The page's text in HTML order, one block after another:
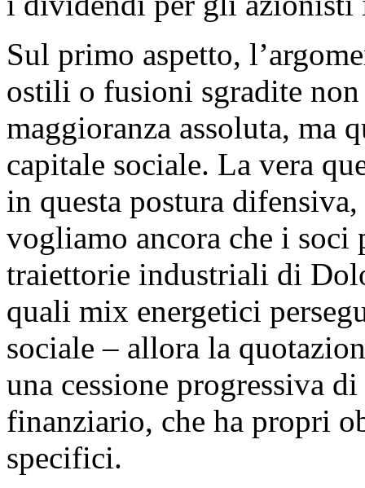
Sul primo aspetto,
ostili o fusioni sgradite non
maggioranza assoluta, ma
capitale sociale. La vera
in questa postura
vogliamo ancora che i
traiettorie industriali di
quali mix energetici
sociale – allora la
una cessione progressiva
finanziario, che ha propri
specifici.